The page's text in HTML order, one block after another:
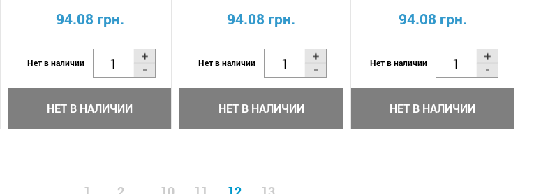
94.08 грн.
Нет в наличии
НЕТ В НАЛИЧИИ
94.08 грн.
Нет в наличии
НЕТ В НАЛИЧИИ
94.08 грн.
Нет в наличии
НЕТ В НАЛИЧИИ